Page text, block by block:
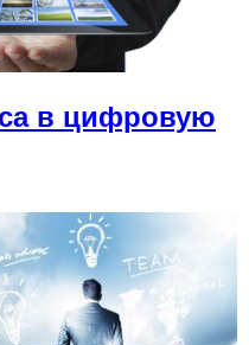
в цифровую